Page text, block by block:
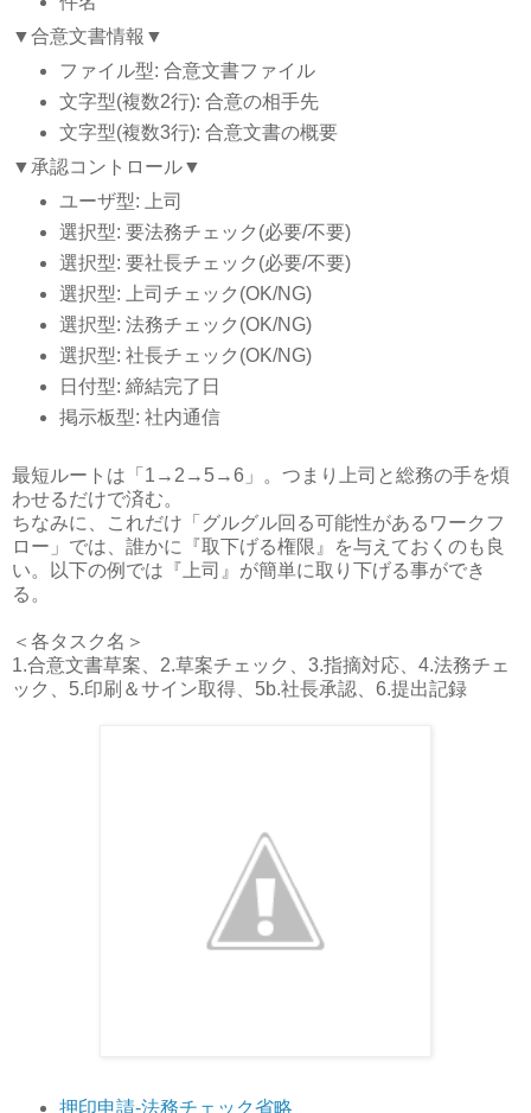
▼合意文書情報▼
ファイル型: 合意文書ファイル
文字型(複数2行): 合意の相手先
文字型(複数3行): 合意文書の概要
▼承認コントロール▼
ユーザ型: 上司
選択型: 要法務チェック(必要/不要)
選択型: 要社長チェック(必要/不要)
選択型: 上司チェック(OK/NG)
選択型: 法務チェック(OK/NG)
選択型: 社長チェック(OK/NG)
日付型: 締結完了日
掲示板型: 社内通信
最短ルートは「1→2→5→6」。つまり上司と総務の手を煩
わせるだけで済む。
ちなみに、これだけ「グルグル回る可能性があるワークフ
ロー」では、誰かに『取下げる権限』を与えておくのも良
い。以下の例では『上司』が簡単に取り下げる事ができ
る。
＜各タスク名＞
1.合意文書草案、2.草案チェック、3.指摘対応、4.法務チェ
ック、5.印刷＆サイン取得、5b.社長承認、6.提出記録
押印申請-法務チェック省略